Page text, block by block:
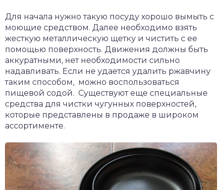
Для начала нужно такую посуду хорошо вымыть с
моющие средством. Далее необходимо взять
жесткую металлическую щетку и чистить с ее
помощью поверхность. Движения должны быть
аккуратными, нет необходимости сильно
надавливать. Если не удается удалить ржавчину
таким способом, можно воспользоваться
пищевой содой. Существуют еще специальные
средства для чистки чугунных поверхностей,
которые представлены в продаже в широком
ассортименте.